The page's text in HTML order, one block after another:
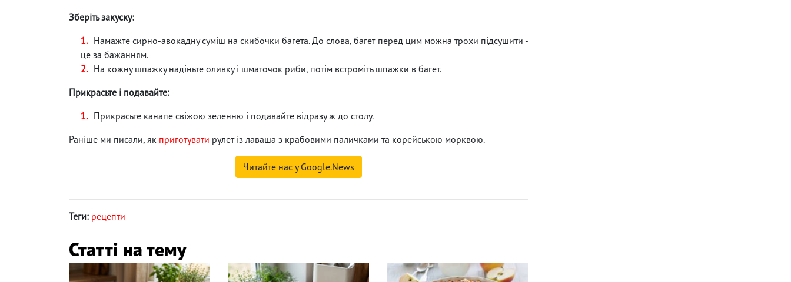
Зберіть закуску:
Намажте сирно-авокадну суміш на скибочки багета. До слова, багет перед цим можна трохи підсушити -
це за бажанням.
На кожну шпажку надіньте оливку і шматочок риби, потім встроміть шпажки в багет.
Прикрасьте і подавайте:
Прикрасьте канапе свіжою зеленню і подавайте відразу ж до столу.
Раніше ми писали, як приготувати рулет із лаваша з крабовими паличками та корейською морквою.
Читайте нас у Google.News
Теги: рецепти
Статті на тему